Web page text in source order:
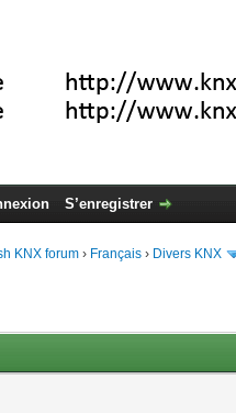
S’enregistrer
KNX forum › Français › Divers KNX